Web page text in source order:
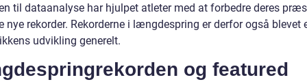
til dataanalyse har hjulpet atleter med at forbedre deres
nye rekorder. Rekorderne i længdespring er derfor også blevet
udvikling generelt.
og featured